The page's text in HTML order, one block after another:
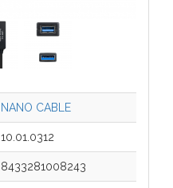
NANO CABLE
10.01.0312
8433281008243